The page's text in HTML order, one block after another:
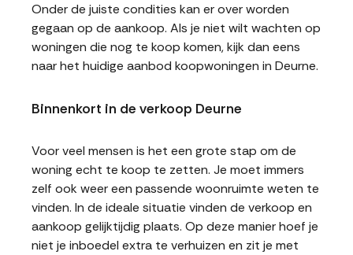
Onder de juiste condities kan er over worden
gegaan op de aankoop. Als je niet wilt wachten op
woningen die nog te koop komen, kijk dan eens
naar het huidige aanbod koopwoningen in Deurne.
Binnenkort in de verkoop Deurne
Voor veel mensen is het een grote stap om de
woning echt te koop te zetten. Je moet immers
zelf ook weer een passende woonruimte weten te
vinden. In de ideale situatie vinden de verkoop en
aankoop gelijktijdig plaats. Op deze manier hoef je
niet je inboedel extra te verhuizen en zit je met